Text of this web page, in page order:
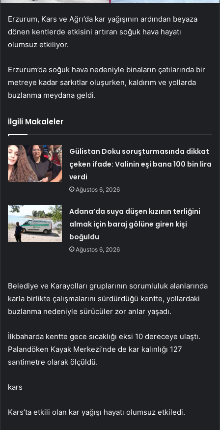
Erzurum, Kars ve Ağrı’da kar yağışının ardından beyaza
dönen kentlerde etkisini artıran soğuk hava hayatı
olumsuz etkiliyor.
Erzurum’da soğuk hava nedeniyle binaların çatılarında bir
metreye kadar sarkıtlar oluşurken, kaldırım ve yollarda
buzlanma meydana geldi.
İlgili Makaleler
Gülistan Doku soruşturmasında dikkat
çeken ifade: Valinin eşi bana 100 bin lira
verdi
Ağustos 6, 2026
Adana’da suya düşen kızının terliğini
almak için baraj gölüne giren kişi
boğuldu
Ağustos 6, 2026
Belediye ve Karayolları gruplarının sorumluluk alanlarında
karla birlikte çalışmalarını sürdürdüğü kentte, yollardaki
buzlanma nedeniyle sürücüler zor anlar yaşadı.
İlkbaharda kentte gece sıcaklığı eksi 10 dereceye ulaştı.
Palandöken Kayak Merkezi’nde de kar kalınlığı 127
santimetre olarak ölçüldü.
kars
Kars’ta etkili olan kar yağışı hayatı olumsuz etkiledi.